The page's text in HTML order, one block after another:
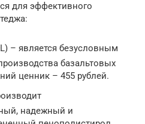
для эффективного
– является безусловным
базальтовых
ценник – 455 рублей.
надежный и